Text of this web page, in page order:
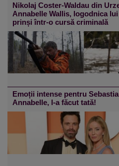
Nikolaj Coster-Waldau din
Annabelle Wallis, logodnica
prinși într-o cursă criminală
Emoții intense pentru
Annabelle, l-a făcut tată!